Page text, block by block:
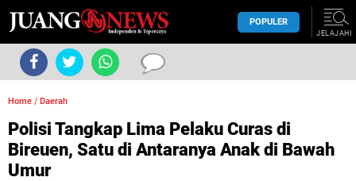
POPULER
JELAJAHI
Home / Daerah
Polisi Tangkap Lima Pelaku Curas di
Bireuen, Satu di Antaranya Anak di Bawah
Umur